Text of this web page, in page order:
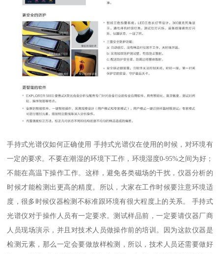
手持式光谱仪如何正确使用 手持式光谱仪在使用的时候，对环境有
一定的要求。不要在潮湿的环境下工作，环境湿度0-95%之间为好；
不能在高温下操作工作。这样，避免各类磁场的干扰，仪器分析的
时候才能检测出更高的精度。所以，大家在工作时候要注意环境适
度，很多时候仪器检测不标准跟环境有很大程度上的关系。 手持式
光谱仪对于操作人员有一定要求。测试样品前，一定要请仪器厂商
人员现场演示，并且对技术人员做操作前的培训。因为这款仪器是
检测元素，那么一定会要做放样检测，所以，技术人员还需要做好